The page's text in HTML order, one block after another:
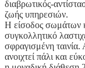
διαβρωτικός-
ζωής υπηρεσιών.
Η είσοδος σωμάτων
συγκολλητικό
σφραγισμένη
ανοιχτεί πάλι και